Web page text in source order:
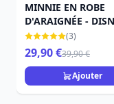
MINNIE EN ROBE
D'ARAIGNÉE -
TRADITIONS
(3)
29,90 €39,90 €
Ajouter